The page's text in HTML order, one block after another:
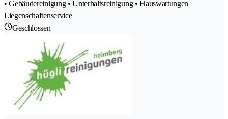
• Gebäudereinigung • Unterhaltsreinigung • Hauswartungen
Liegenschaftenservice
Geschlossen